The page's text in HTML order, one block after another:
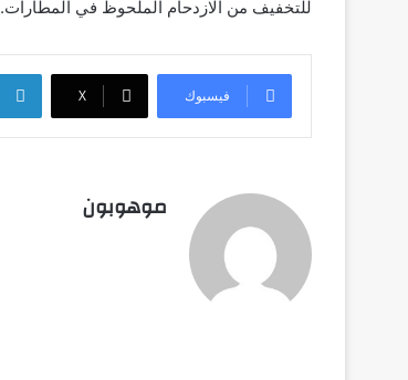
للتخفيف من الازدحام الملحوظ في المطارات.
فيسبوك ‫X
موهوبون